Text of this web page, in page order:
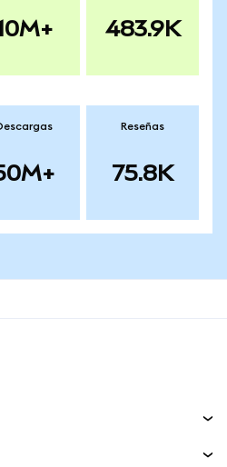
483.9K
Reseñas
75.8K